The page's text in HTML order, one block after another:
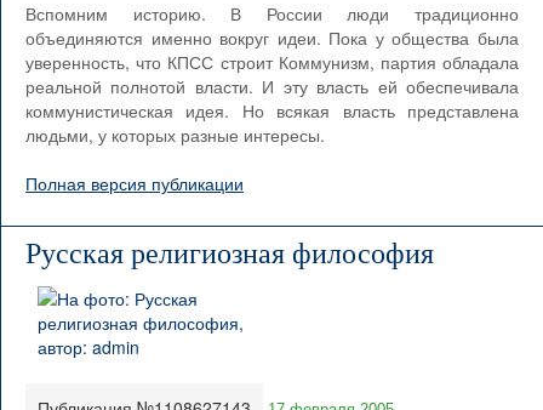
Вспомним историю. В России люди традиционно
объединяются именно вокруг идеи. Пока у общества была
уверенность, что КПСС строит Коммунизм, партия обладала
реальной полнотой власти. И эту власть ей обеспечивала
коммунистическая идея. Но всякая власть представлена
людьми, у которых разные интересы.
Полная версия публикации
Русская религиозная философия